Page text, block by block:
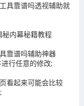
具靠谱吗透视辅助就
内幕秘籍教程
靠谱吗辅助神器
行任意的修改;
看起来可能会比较
;